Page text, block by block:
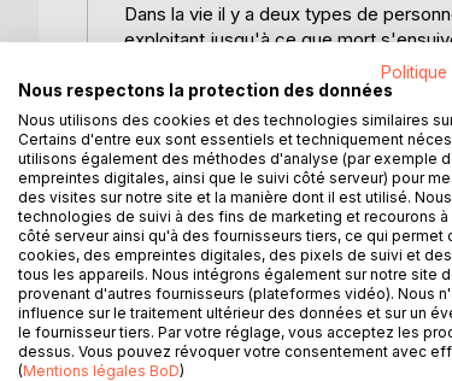
Dans la vie il y a deux types de
exploitant jusqu'à ce que mort
famille pour descendre aux enfers de
Jusqu'au jour où sa vie bascule à
Entre haine, folie et regret, un
Il s'agit d'une réédition.
D’AUTRES
Nous respectons la protection des données
Nous utilisons des cookies et des technologies similaires
Certains d'entre eux sont essentiels et techniquement
utilisons également des méthodes d'analyse (par exemple
empreintes digitales, ainsi que le suivi côté serveur) pour
des visites sur notre site et la manière dont il est utilisé.
technologies de suivi à des fins de marketing et recourons
côté serveur ainsi qu'à des fournisseurs tiers, ce qui permet
cookies, des empreintes digitales, des pixels de suivi et
tous les appareils. Nous intégrons également sur notre site
provenant d'autres fournisseurs (plateformes vidéo). Nous
influence sur le traitement ultérieur des données et sur un
le fournisseur tiers. Par votre réglage, vous acceptez les
dessus. Vous pouvez révoquer votre consentement avec
(Mentions légales BoD)